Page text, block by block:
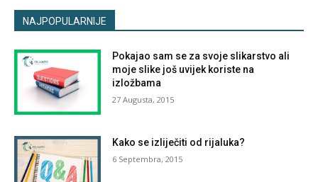
NAJPOPULARNIJE
Pokajao sam se za svoje slikarstvo ali
moje slike još uvijek koriste na
izložbama
27 Augusta, 2015
Kako se izliječiti od rijaluka?
6 Septembra, 2015